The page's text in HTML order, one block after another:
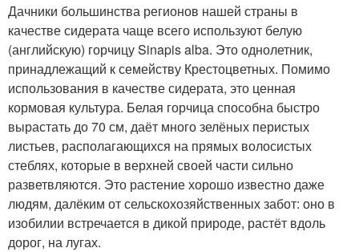
Дачники большинства регионов нашей страны в
качестве сидерата чаще всего используют белую
(английскую) горчицу Sinapis alba. Это однолетник,
принадлежащий к семейству Крестоцветных. Помимо
использования в качестве сидерата, это ценная
кормовая культура. Белая горчица способна быстро
вырастать до 70 см, даёт много зелёных перистых
листьев, располагающихся на прямых волосистых
стеблях, которые в верхней своей части сильно
разветвляются. Это растение хорошо известно даже
людям, далёким от сельскохозяйственных забот: оно в
изобилии встречается в дикой природе, растёт вдоль
дорог, на лугах.